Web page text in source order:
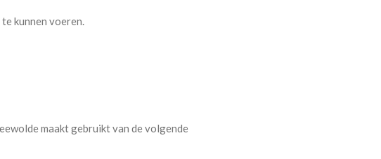
kunnen voeren.
maakt gebruikt van de volgende